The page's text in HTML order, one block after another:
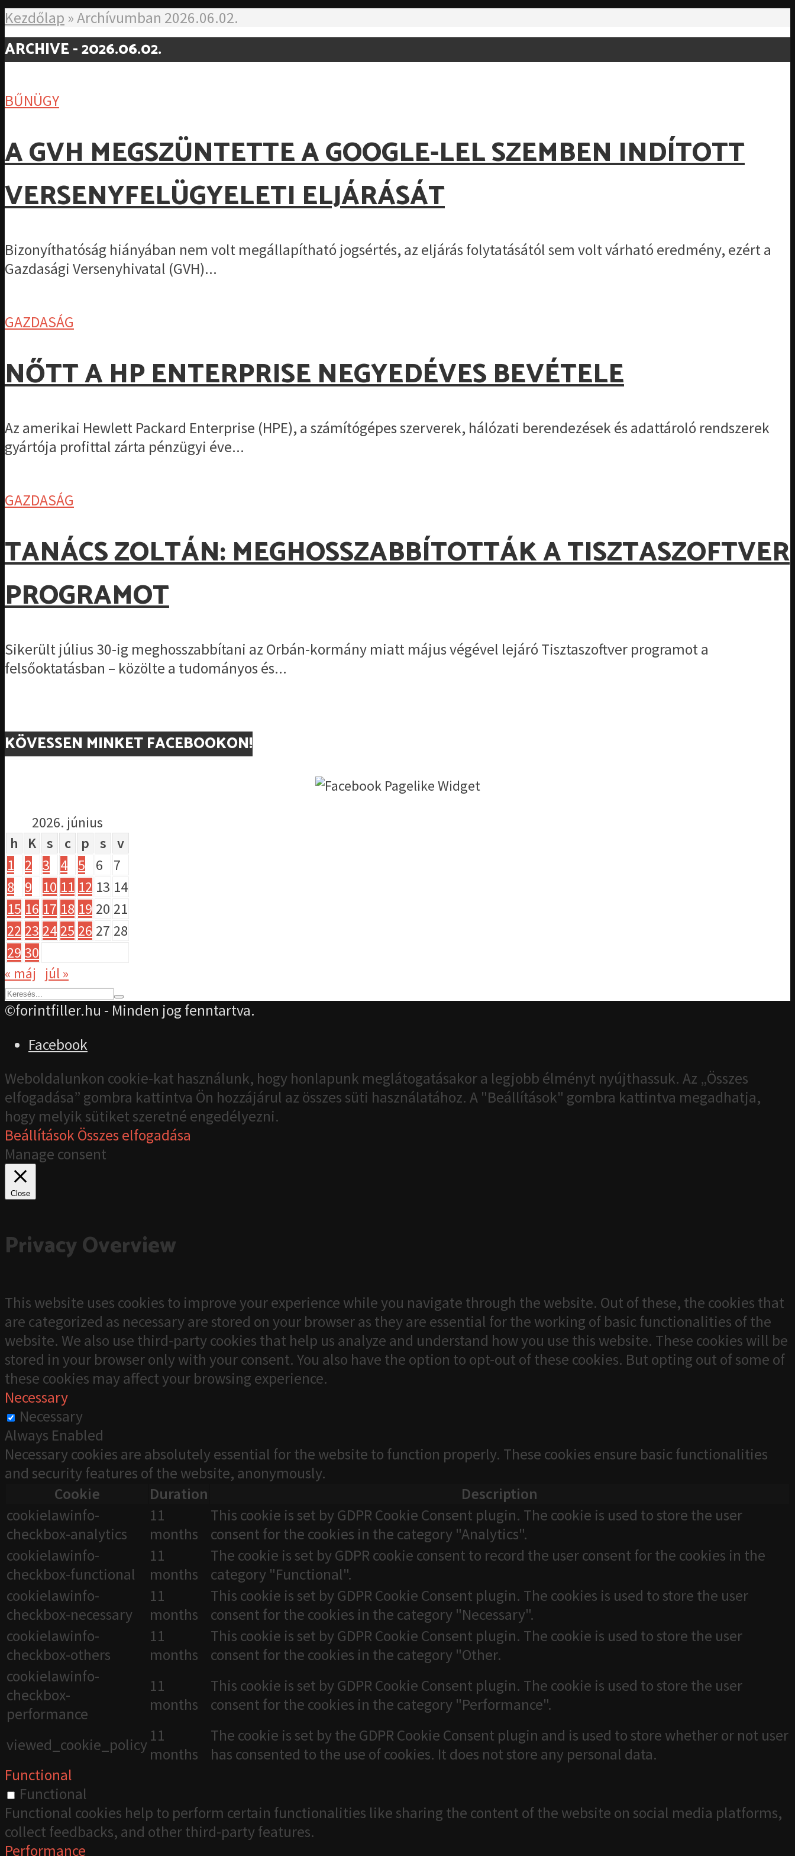
Kezdőlap »Archívumban 2026.06.02.
ARCHIVE - 2026.06.02.
BŰNÜGY
A GVH MEGSZÜNTETTE A GOOGLE-LEL SZEMBEN INDÍTOTT
VERSENYFELÜGYELETI ELJÁRÁSÁT
Bizonyíthatóság hiányában nem volt megállapítható jogsértés, az eljárás folytatásától sem volt várható eredmény, ezért a
Gazdasági Versenyhivatal (GVH)...
GAZDASÁG
NŐTT A HP ENTERPRISE NEGYEDÉVES BEVÉTELE
Az amerikai Hewlett Packard Enterprise (HPE), a számítógépes szerverek, hálózati berendezések és adattároló rendszerek
gyártója profittal zárta pénzügyi éve...
GAZDASÁG
TANÁCS ZOLTÁN: MEGHOSSZABBÍTOTTÁK A TISZTASZOFTVER
PROGRAMOT
Sikerült július 30-ig meghosszabbítani az Orbán-kormány miatt május végével lejáró Tisztaszoftver programot a
felsőoktatásban – közölte a tudományos és...
KÖVESSEN MINKET FACEBOOKON!
2026. június
h
K s c p s
v
1
2 3 4 5 6
7
8
9 10 11 12 13 14
15 16 17 18 19 20 21
22 23 24 25 26 27 28
29 30
« máj
júl »
©forintfiller.hu - Minden jog fenntartva.
Facebook
Weboldalunkon cookie-kat használunk, hogy honlapunk meglátogatásakor a legjobb élményt nyújthassuk. Az „Összes
elfogadása” gombra kattintva Ön hozzájárul az összes süti használatához. A "Beállítások" gombra kattintva megadhatja,
hogy melyik sütiket szeretné engedélyezni.
BeállításokÖsszes elfogadása
Manage consent
Close
Privacy Overview
This website uses cookies to improve your experience while you navigate through the website. Out of these, the cookies that
are categorized as necessary are stored on your browser as they are essential for the working of basic functionalities of the
website. We also use third-party cookies that help us analyze and understand how you use this website. These cookies will be
stored in your browser only with your consent. You also have the option to opt-out of these cookies. But opting out of some of
these cookies may affect your browsing experience.
Necessary
Necessary
Always Enabled
Necessary cookies are absolutely essential for the website to function properly. These cookies ensure basic functionalities
and security features of the website, anonymously.
Cookie
Duration
Description
cookielawinfo-
checkbox-analytics
11
months
This cookie is set by GDPR Cookie Consent plugin. The cookie is used to store the user
consent for the cookies in the category "Analytics".
cookielawinfo-
checkbox-functional
11
months
The cookie is set by GDPR cookie consent to record the user consent for the cookies in the
category "Functional".
cookielawinfo-
checkbox-necessary
11
months
This cookie is set by GDPR Cookie Consent plugin. The cookies is used to store the user
consent for the cookies in the category "Necessary".
cookielawinfo-
checkbox-others
11
months
This cookie is set by GDPR Cookie Consent plugin. The cookie is used to store the user
consent for the cookies in the category "Other.
cookielawinfo-
checkbox-
performance
11
months
This cookie is set by GDPR Cookie Consent plugin. The cookie is used to store the user
consent for the cookies in the category "Performance".
viewed_cookie_policy 11
months
The cookie is set by the GDPR Cookie Consent plugin and is used to store whether or not user
has consented to the use of cookies. It does not store any personal data.
Functional
Functional
Functional cookies help to perform certain functionalities like sharing the content of the website on social media platforms,
collect feedbacks, and other third-party features.
Performance